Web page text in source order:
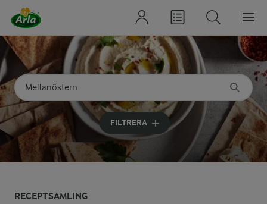
Sök på kategori eller ingrediens
Skriv in sökord för att få förslag
FILTRERA
RECEPTSAMLING